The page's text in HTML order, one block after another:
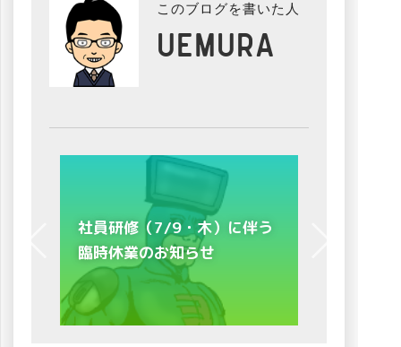
このブログを書いた人
uemura
木）に伴う
4月22日（金）23日（土）停
電のお知らせ